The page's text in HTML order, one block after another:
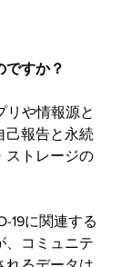
ですか？
リや情報源と
己報告と永続
ストレージの
19に関連する
、コミュニテ